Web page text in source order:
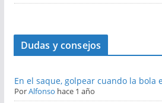
Dudas y consejos
En el saque, golpear cuando la bola
PorAlfonso hace 1 año